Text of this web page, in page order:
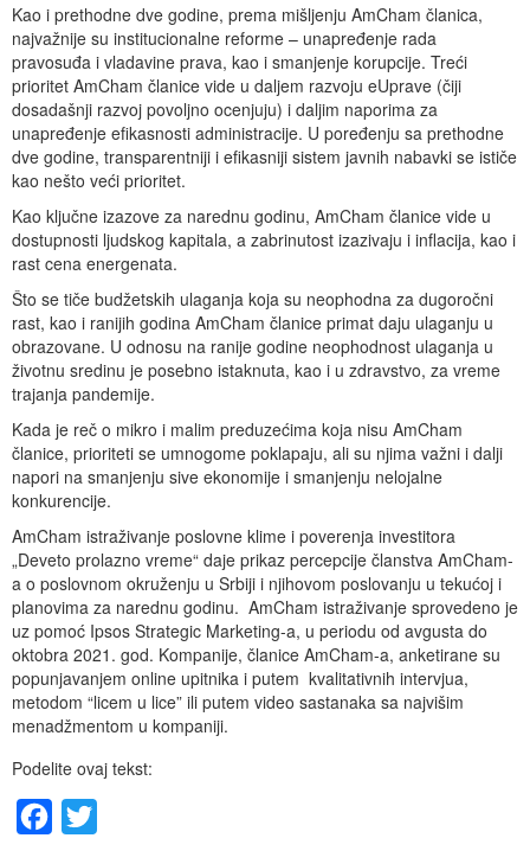
Kao i prethodne dve godine, prema mišljenju AmCham članica,
najvažnije su institucionalne reforme – unapređenje rada
pravosuđa i vladavine prava, kao i smanjenje korupcije. Treći
prioritet AmCham članice vide u daljem razvoju eUprave (čiji
dosadašnji razvoj povoljno ocenjuju) i daljim naporima za
unapređenje efikasnosti administracije. U poređenju sa prethodne
dve godine, transparentniji i efikasniji sistem javnih nabavki se ističe
kao nešto veći prioritet.
Kao ključne izazove za narednu godinu, AmCham članice vide u
dostupnosti ljudskog kapitala, a zabrinutost izazivaju i inflacija, kao i
rast cena energenata.
Što se tiče budžetskih ulaganja koja su neophodna za dugoročni
rast, kao i ranijih godina AmCham članice primat daju ulaganju u
obrazovane. U odnosu na ranije godine neophodnost ulaganja u
životnu sredinu je posebno istaknuta, kao i u zdravstvo, za vreme
trajanja pandemije.
Kada je reč o mikro i malim preduzećima koja nisu AmCham
članice, prioriteti se umnogome poklapaju, ali su njima važni i dalji
napori na smanjenju sive ekonomije i smanjenju nelojalne
konkurencije.
AmCham istraživanje poslovne klime i poverenja investitora
„Deveto prolazno vreme“ daje prikaz percepcije članstva AmCham-
a o poslovnom okruženju u Srbiji i njihovom poslovanju u tekućoj i
planovima za narednu godinu. AmCham istraživanje sprovedeno je
uz pomoć Ipsos Strategic Marketing-a, u periodu od avgusta do
oktobra 2021. god. Kompanije, članice AmCham-a, anketirane su
popunjavanjem online upitnika i putem kvalitativnih intervjua,
metodom “licem u lice” ili putem video sastanaka sa najvišim
menadžmentom u kompaniji.
Podelite ovaj tekst:
Facebook